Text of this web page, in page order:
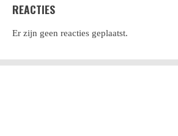
REACTIES
Er zijn geen reacties geplaatst.